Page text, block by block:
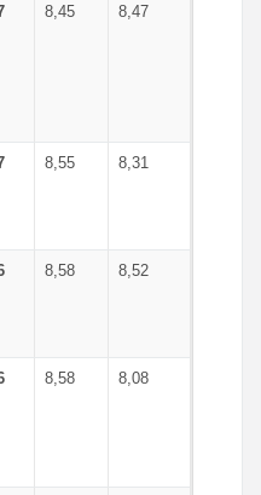
8,45 8,47
8,55 8,31
8,58 8,52
8,58 8,08